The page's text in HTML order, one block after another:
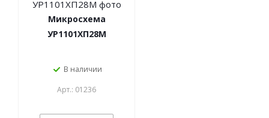
Микросхема
УР1101ХП28М
В наличии
Арт.: 01236